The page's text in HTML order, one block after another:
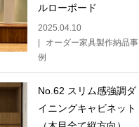
ルローボード
2025.04.10
オーダー家具製作納品事
例
No.62 スリム感強調ダ
イニングキャビネット